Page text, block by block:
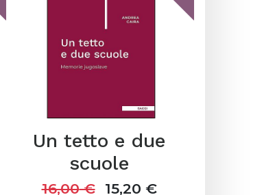
Un tetto e due
scuole
16,00€ 15,20 €